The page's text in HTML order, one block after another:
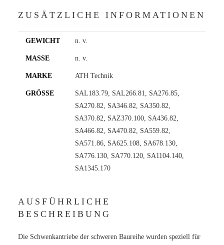
ZUSÄTZLICHE INFORMATIONEN
GEWICHT n. v.
MASSE n. v.
MARKE ATH Technik
GRÖSSE
SAL183.79, SAL266.81, SA276.85,
SA270.82, SA346.82, SA350.82,
SA370.82, SAZ370.100, SA436.82,
SA466.82, SA470.82, SA559.82,
SA571.86, SA625.108, SA678.130,
SA776.130, SA770.120, SA1104.140,
SA1345.170
AUSFÜHRLICHE
BESCHREIBUNG
Die Schwenkantriebe der schweren Baureihe wurden speziell für